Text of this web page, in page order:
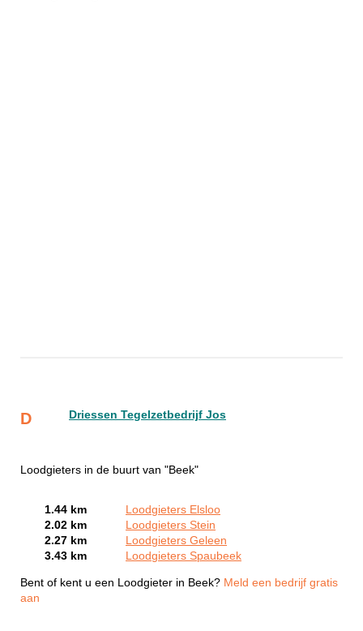
D Driessen Tegelzetbedrijf Jos
Loodgieters in de buurt van "Beek"
1.44 km
Loodgieters Elsloo
2.02 km
Loodgieters Stein
2.27 km
Loodgieters Geleen
3.43 km
Loodgieters Spaubeek
Bent of kent u een Loodgieter in Beek? Meld een bedrijf gratis
aan